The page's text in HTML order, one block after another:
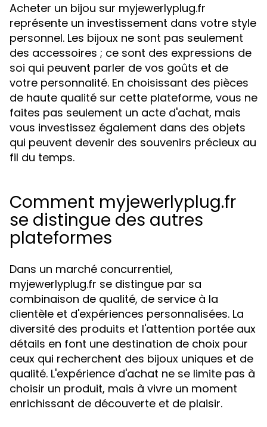
Acheter un bijou sur myjewerlyplug.fr
représente un investissement dans votre style
personnel. Les bijoux ne sont pas seulement
des accessoires ; ce sont des expressions de
soi qui peuvent parler de vos goûts et de
votre personnalité. En choisissant des pièces
de haute qualité sur cette plateforme, vous ne
faites pas seulement un acte d'achat, mais
vous investissez également dans des objets
qui peuvent devenir des souvenirs précieux au
fil du temps.
Comment myjewerlyplug.fr
se distingue des autres
plateformes
Dans un marché concurrentiel,
myjewerlyplug.fr se distingue par sa
combinaison de qualité, de service à la
clientèle et d'expériences personnalisées. La
diversité des produits et l'attention portée aux
détails en font une destination de choix pour
ceux qui recherchent des bijoux uniques et de
qualité. L'expérience d'achat ne se limite pas à
choisir un produit, mais à vivre un moment
enrichissant de découverte et de plaisir.